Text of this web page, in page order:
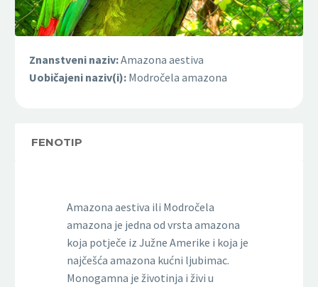
Znanstveni naziv:Amazona aestiva
Uobičajeni naziv(i): Modročela amazona
FENOTIP
Amazona aestiva ili Modročela
amazona je jedna od vrsta amazona
koja potječe iz Južne Amerike i koja je
najčešća amazona kućni ljubimac.
Monogamna je životinja i živi u